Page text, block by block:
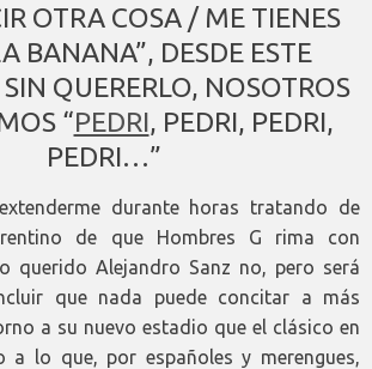
OTRA COSA / ME TIENES
BANANA”, DESDE ESTE
QUERERLO, NOSOTROS
“PEDRI, PEDRI, PEDRI,
PEDRI…”
durante horas tratando de
de que Hombres G rima con
querido Alejandro Sanz no, pero será
que nada puede concitar a más
a su nuevo estadio que el clásico en
a lo que, por españoles y merengues,